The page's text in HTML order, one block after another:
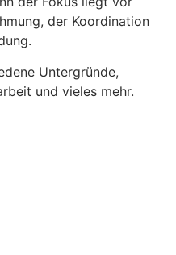
der Koordination
Untergründe,
und vieles mehr.